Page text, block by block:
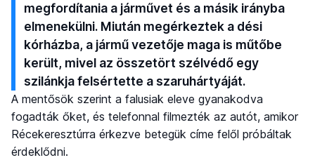
megfordítania a járművet és a másik irányba
elmenekülni. Miután megérkeztek a dési
kórházba, a jármű vezetője maga is műtőbe
került, mivel az összetört szélvédő egy
szilánkja felsértette a szaruhártyáját.
A mentősök szerint a falusiak eleve gyanakodva
fogadták őket, és telefonnal filmezték az autót, amikor
Récekeresztúrra érkezve betegük címe felől próbáltak
érdeklődni.